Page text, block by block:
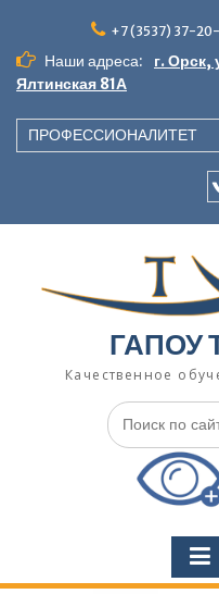
содержимому
+7 (3537) 37-
Наши адреса:
г. Орск,
Ялтинская 81А
ПРОФЕССИОНАЛИТЕТ
ГАПОУ
Качественное
Искать: